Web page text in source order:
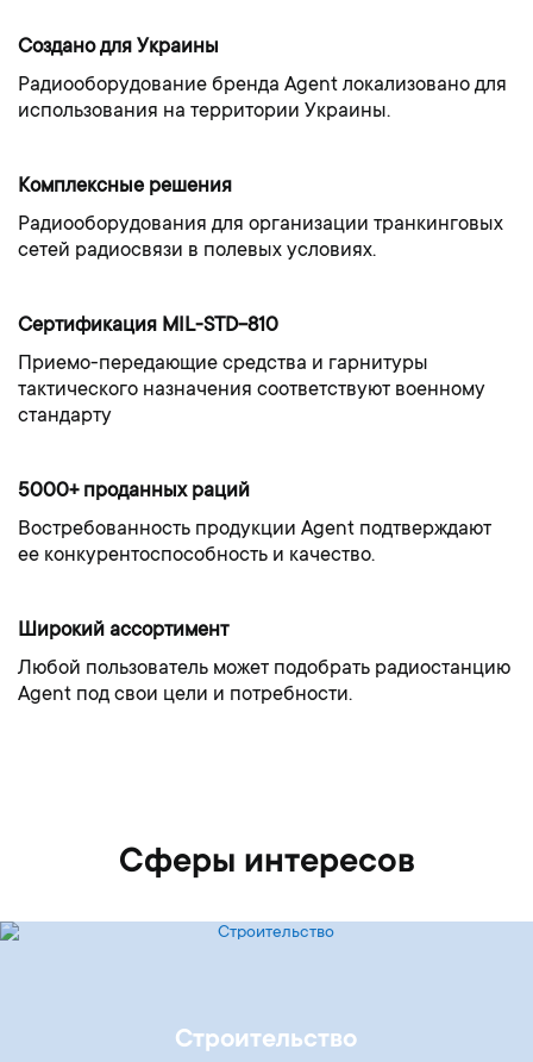
Создано для Украины
Радиооборудование бренда Agent локализовано для
использования на территории Украины.
Комплексные решения
Радиооборудования для организации транкинговых
сетей радиосвязи в полевых условиях.
Сертификация MIL-STD-810
Приемо-передающие средства и гарнитуры
тактического назначения соответствуют военному
стандарту
5000+ проданных раций
Востребованность продукции Agent подтверждают
ее конкурентоспособность и качество.
Широкий ассортимент
Любой пользователь может подобрать радиостанцию ​​
Agent под свои цели и потребности.
Сферы интересов
Строительство